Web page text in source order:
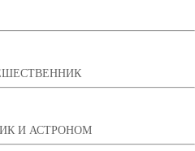
И АСТРОНОМ